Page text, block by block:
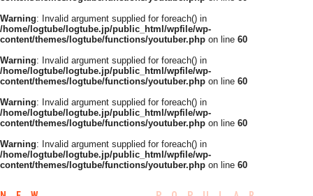
Warning: Invalid argument supplied for foreach() in
/home/logtube/logtube.jp/public_html/wpfile/wp-
content/themes/logtube/functions/youtuber.php on line 60
Warning: Invalid argument supplied for foreach() in
/home/logtube/logtube.jp/public_html/wpfile/wp-
content/themes/logtube/functions/youtuber.php on line 60
Warning: Invalid argument supplied for foreach() in
/home/logtube/logtube.jp/public_html/wpfile/wp-
content/themes/logtube/functions/youtuber.php on line 60
Warning: Invalid argument supplied for foreach() in
/home/logtube/logtube.jp/public_html/wpfile/wp-
content/themes/logtube/functions/youtuber.php on line 60